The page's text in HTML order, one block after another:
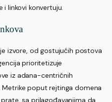
i linkovi konvertuju.
izvore, od gostujućih postova
prioritetizuje
iz adana-centričnih
poput rejtinga domena
sa prilagođavanjima da